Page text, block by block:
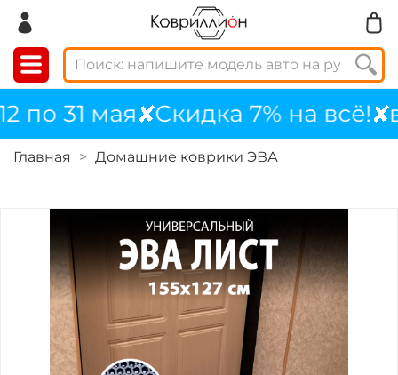
31 мая Скидка 7% на всё!
Главная Домашние коврики ЭВА